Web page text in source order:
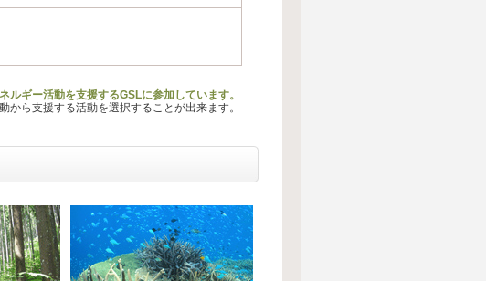
ルギー活動を支援するGSLに参加しています。
ら支援する活動を選択することが出来ます。